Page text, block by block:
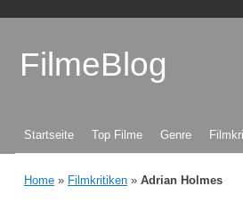
FilmeBlog
Zum Inhalt springen
Startseite Top Filme Genre
Home » Filmkritiken » Adrian Holmes